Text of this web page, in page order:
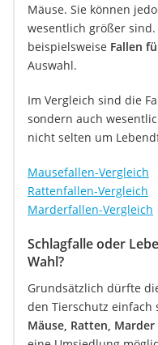
Mäuse. Sie können
wesentlich größer
beispielsweise Fallen
Auswahl.
Im Vergleich sind die
sondern auch
nicht selten um
Mausefallen-Vergleich
Rattenfallen-Vergleich
Marderfallen-Vergleich
Schlagfalle oder
Wahl?
Grundsätzlich dürfte
den Tierschutz einfach
Mäuse, Ratten,